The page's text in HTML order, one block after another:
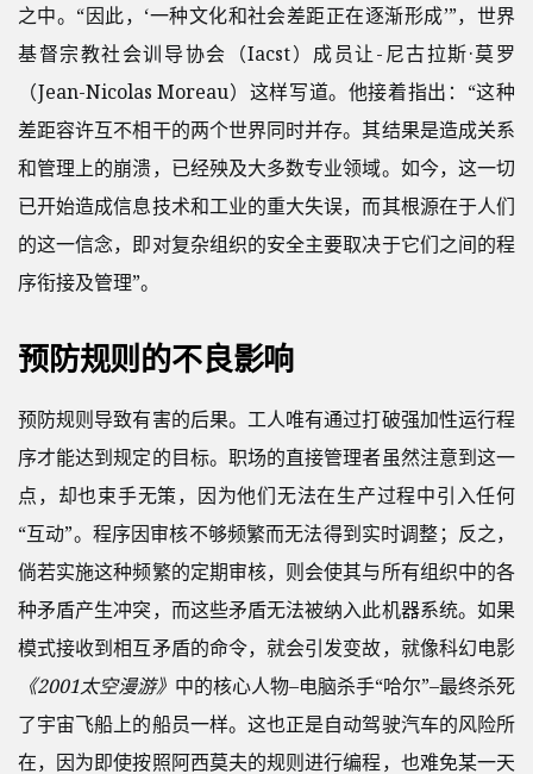
之中。“因此，‘一种文化和社会差距正在逐渐形成’”，世界
基督宗教社会训导协会（Iacst）成员让-尼古拉斯·莫罗
（Jean-Nicolas Moreau）这样写道。他接着指出：“这种
差距容许互不相干的两个世界同时并存。其结果是造成关系
和管理上的崩溃，已经殃及大多数专业领域。如今，这一切
已开始造成信息技术和工业的重大失误，而其根源在于人们
的这一信念，即对复杂组织的安全主要取决于它们之间的程
序衔接及管理”。
预防规则的不良影响
预防规则导致有害的后果。工人唯有通过打破强加性运行程
序才能达到规定的目标。职场的直接管理者虽然注意到这一
点，却也束手无策，因为他们无法在生产过程中引入任何
“互动”。程序因审核不够频繁而无法得到实时调整；反之，
倘若实施这种频繁的定期审核，则会使其与所有组织中的各
种矛盾产生冲突，而这些矛盾无法被纳入此机器系统。如果
模式接收到相互矛盾的命令，就会引发变故，就像科幻电影
《2001太空漫游》 中的核心人物–电脑杀手“哈尔”–最终杀死
了宇宙飞船上的船员一样。这也正是自动驾驶汽车的风险所
在，因为即使按照阿西莫夫的规则进行编程，也难免某一天